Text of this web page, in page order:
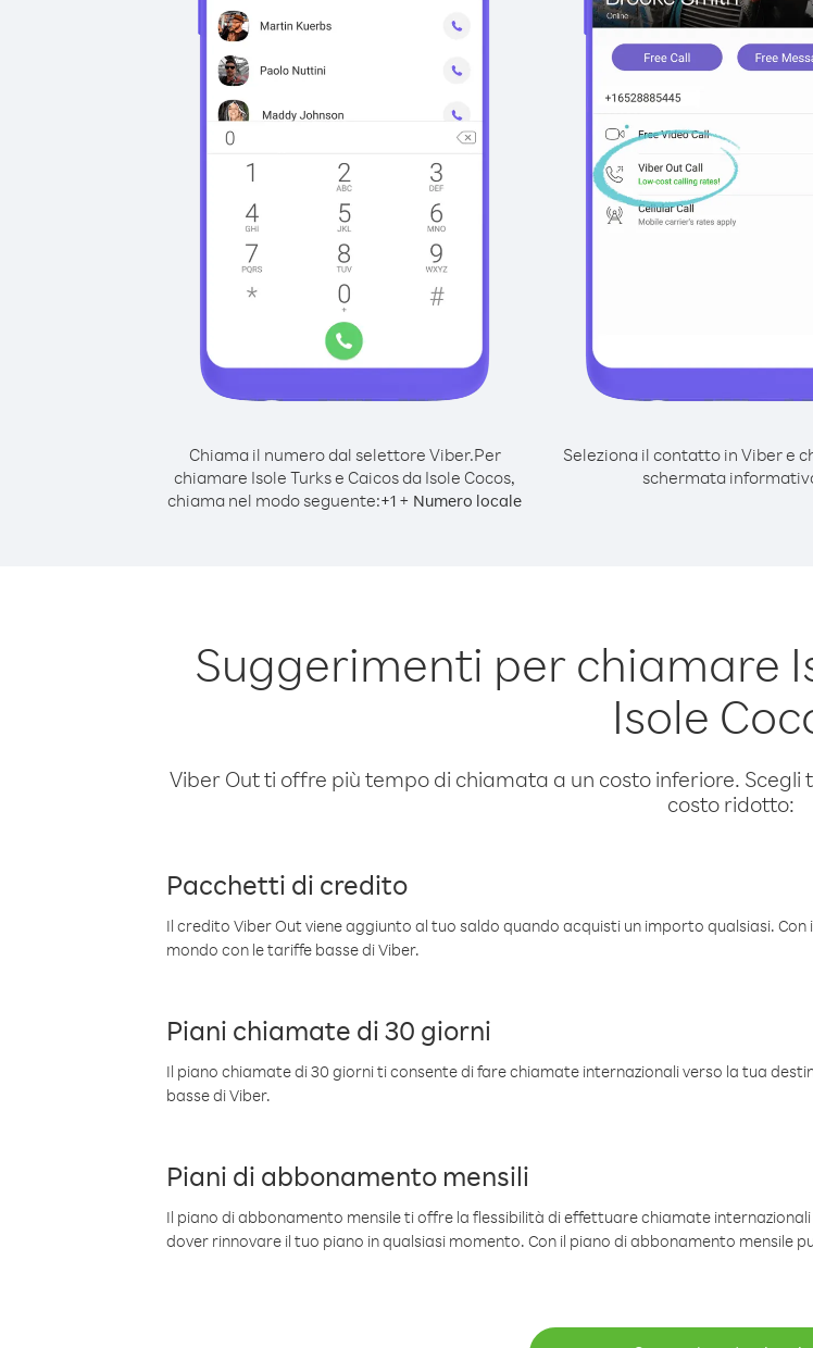
Chiama il numero dal selettore Viber.Per
chiamare Isole Turks e Caicos da Isole Cocos,
chiama nel modo seguente:+1 + Numero locale
Seleziona il contatto in Viber e
schermata
Suggerimenti per chiamare
Isole
Viber Out ti offre più tempo di chiamata a un costo inferiore.
costo ridotto:
Pacchetti di credito
Il credito Viber Out viene aggiunto al tuo saldo quando acquisti un importo qualsiasi.
mondo con le tariffe basse di Viber.
Piani chiamate di 30 giorni
Il piano chiamate di 30 giorni ti consente di fare chiamate internazionali verso la tua
basse di Viber.
Piani di abbonamento mensili
Il piano di abbonamento mensile ti offre la flessibilità di effettuare chiamate
dover rinnovare il tuo piano in qualsiasi momento. Con il piano di abbonamento mensile